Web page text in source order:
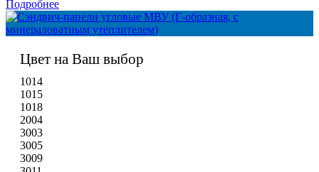
Подробнее
Цвет на Ваш выбор
1014
1015
1018
2004
3003
3005
3009